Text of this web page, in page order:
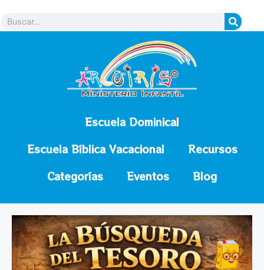
Escuela Dominical
Escuela Bíblica Vacacional
Recursos
Categorías
Eventos Blog